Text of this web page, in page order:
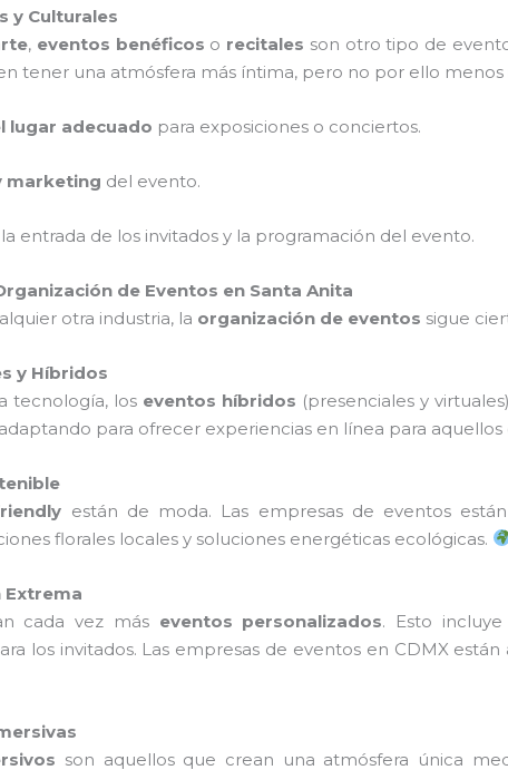
y Culturales
, eventos benéficos o recitales son otro tipo de
tener una atmósfera más íntima, pero no por ello
lugar adecuado para exposiciones o conciertos.
marketing del evento.
entrada de los invitados y la programación del evento.
de Eventos en Santa Anita
otra industria, la organización de eventos sigue
y Híbridos
tecnología, los eventos híbridos (presenciales y
para ofrecer experiencias en línea para
están de moda. Las empresas de eventos
florales locales y soluciones energéticas ecológicas.
Extrema
cada vez más eventos personalizados. Esto
los invitados. Las empresas de eventos en CDMX
son aquellos que crean una atmósfera única